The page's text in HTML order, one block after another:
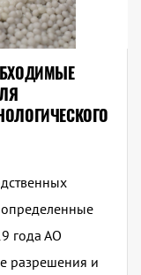
года АО
разрешения и